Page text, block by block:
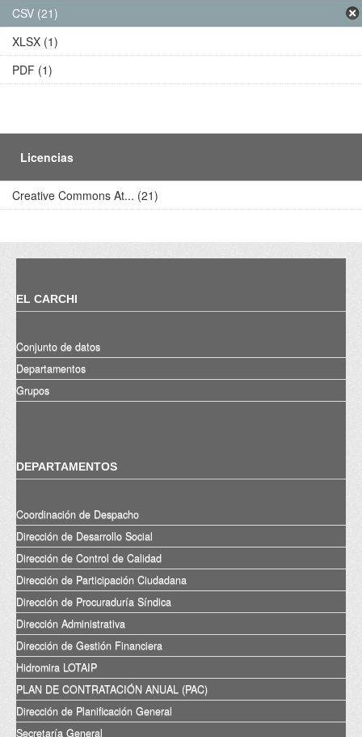
CSV (21)
XLSX (1)
PDF (1)
Licencias
Creative Commons At... (21)
EL CARCHI
Conjunto de datos
Departamentos
Grupos
DEPARTAMENTOS
Coordinación de Despacho
Dirección de Desarrollo Social
Dirección de Control de Calidad
Dirección de Participación Ciudadana
Dirección de Procuraduría Síndica
Dirección Administrativa
Dirección de Gestión Financiera
Hidromira LOTAIP
PLAN DE CONTRATACIÓN ANUAL (PAC)
Dirección de Planificación General
Secretaría General